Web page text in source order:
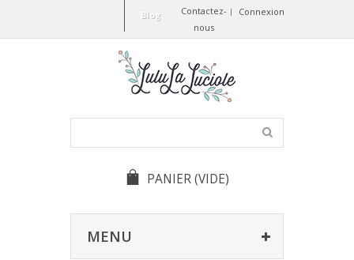
Connexion
Contactez-
nous
Blog
PANIER(VIDE)
MENU